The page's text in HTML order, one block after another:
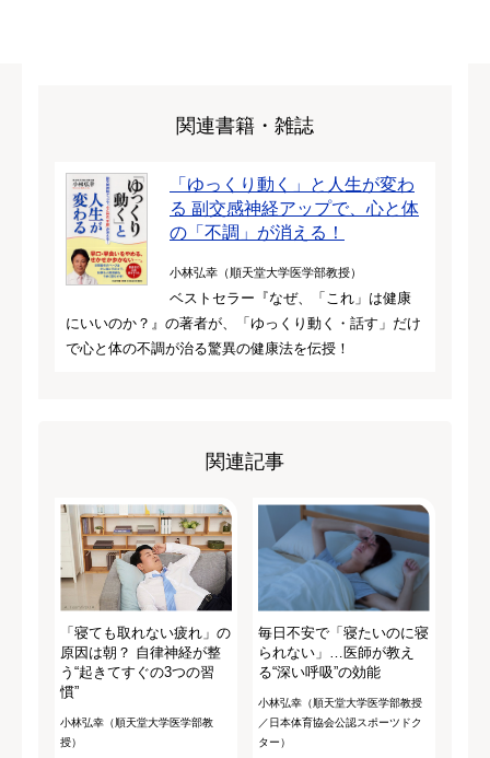
関連書籍・雑誌
「ゆっくり動く」と人生が変わ
る 副交感神経アップで、心と体
の「不調」が消える！
小林弘幸（順天堂大学医学部教授）
ベストセラー『なぜ、「これ」は健康
にいいのか？』の著者が、「ゆっくり動く・話す」だけ
で心と体の不調が治る驚異の健康法を伝授！
関連記事
「寝ても取れない疲れ」の
原因は朝？ 自律神経が整
う“起きてすぐの3つの習
慣”
小林弘幸（順天堂大学医学部教
授）
毎日不安で「寝たいのに寝
られない」…医師が教え
る“深い呼吸”の効能
小林弘幸（順天堂大学医学部教授
／日本体育協会公認スポーツドク
ター）